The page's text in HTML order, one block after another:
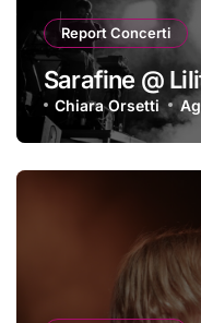
Report Concerti
Sarafine @
Chiara Orsetti